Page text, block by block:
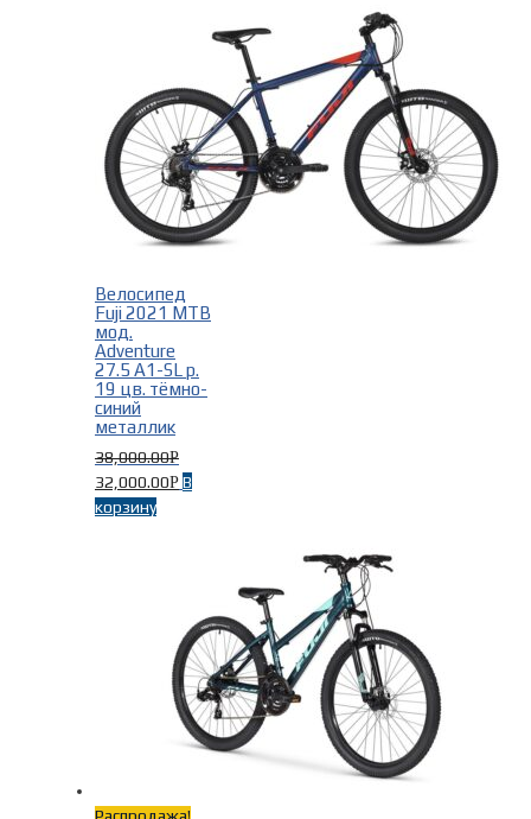
Велосипед
Fuji 2021 MTB
мод.
Adventure
27.5 A1-SL р.
19 цв. тёмно-
синий
металлик
38,000.00Р
32,000.00Р В
корзину
Распродажа!